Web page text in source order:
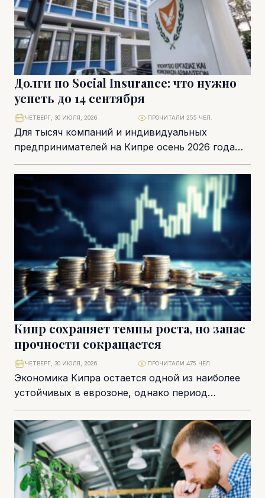
Долги по Social Insurance: что нужно
успеть до 14 сентября
Для тысяч компаний и индивидуальных
предпринимателей на Кипре осень 2026 года
начинается с важного дедлайна. До 14 сентября
работодатели и...
ЧЕТВЕРГ, 30 ИЮЛЯ, 2026 ПРОЧИТАЛИ 255 ЧЕЛ.
Кипр сохраняет темпы роста, но запас
прочности сокращается
Экономика Кипра остается одной из наиболее
устойчивых в еврозоне, однако период
исключительно благоприятной конъюнктуры
постепенно подходит к концу. Центральный
банк...
ЧЕТВЕРГ, 30 ИЮЛЯ, 2026 ПРОЧИТАЛИ 475 ЧЕЛ.